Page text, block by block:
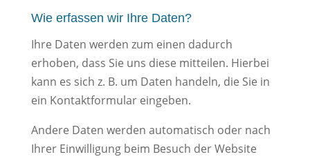
Wie erfassen wir Ihre Daten?
Ihre Daten werden zum einen dadurch
erhoben, dass Sie uns diese mitteilen. Hierbei
kann es sich z. B. um Daten handeln, die Sie in
ein Kontaktformular eingeben.
Andere Daten werden automatisch oder nach
Ihrer Einwilligung beim Besuch der Website